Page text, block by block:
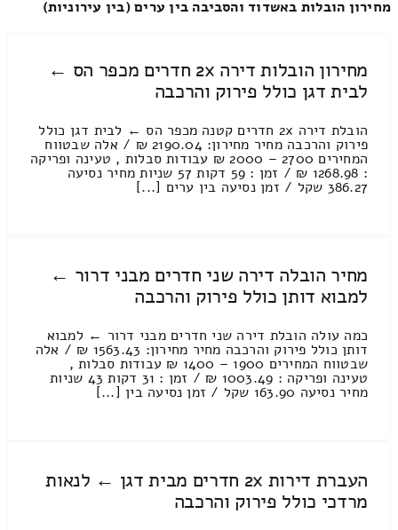
מחירון הובלות באשדוד והסביבה בין ערים (בין עירוניות)
מחירון הובלות דירה 2x חדרים מכפר הס ←
לבית דגן כולל פירוק והרכבה
הובלת דירה 2x חדרים קטנה מכפר הס ← לבית דגן כולל
פירוק והרכבה מחיר מחירון: 2190.04 ₪ / אלה שבטווח
המחירים 2700 – 2000 ₪ עבודות סבלות , טעינה ופריקה
: 1268.98 ₪ / זמן : 59 דקות 57 שניות מחיר נסיעה
386.27 שקל / זמן נסיעה בין ערים [...]
מחיר הובלה דירה שני חדרים מבני דרור ←
למבוא דותן כולל פירוק והרכבה
כמה עולה הובלת דירה שני חדרים מבני דרור ← למבוא
דותן כולל פירוק והרכבה מחיר מחירון: 1563.43 ₪ / אלה
שבטווח המחירים 1900 – 1400 ₪ עבודות סבלות ,
טעינה ופריקה : 1003.49 ₪ / זמן : 31 דקות 43 שניות
מחיר נסיעה 163.90 שקל / זמן נסיעה בין [...]
העברת דירות 2x חדרים מבית דגן ← לנאות
מרדכי כולל פירוק והרכבה